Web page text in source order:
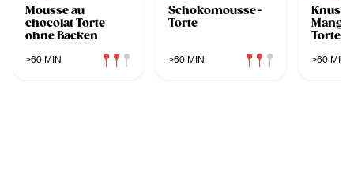
Mousse au
chocolat Torte
ohne Backen
>60 MIN
Schokomousse-
Torte
>60 MIN
Torte
>60 MIN